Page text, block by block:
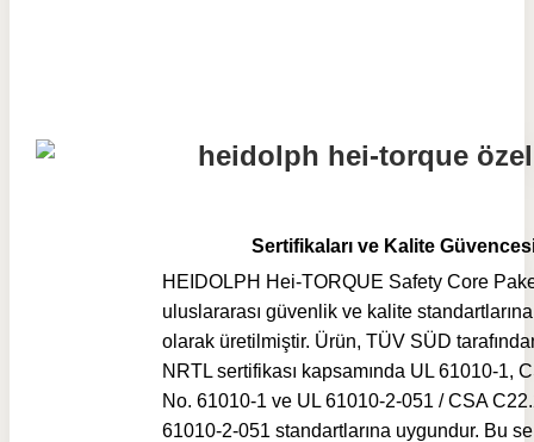
Sertifikaları ve Kalite
HEIDOLPH Hei-TORQUE Safety Core
uluslararası güvenlik ve kalite
olarak üretilmiştir. Ürün, TÜV SÜD
NRTL sertifikası kapsamında UL 61010-1,
No. 61010-1 ve UL 61010-2-051 / CSA
61010-2-051 standartlarına uygundur. Bu